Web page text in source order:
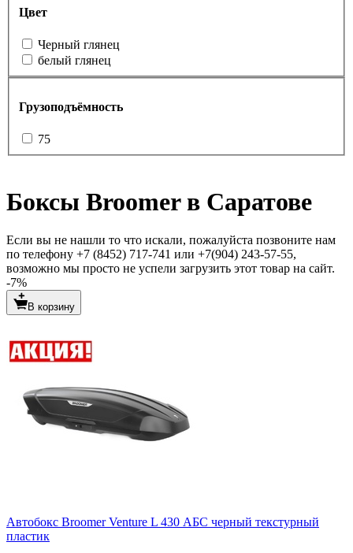
Цвет
Черный глянец
белый глянец
Грузоподъёмность
75
Боксы Broomer в Саратове
Если вы не нашли то что искали, пожалуйста позвоните нам
по телефону +7 (8452) 717-741 или +7(904) 243-57-55,
возможно мы просто не успели загрузить этот товар на сайт.
-7%
В корзину
Автобокс Broomer Venture L 430 АБС черный текстурный
пластик